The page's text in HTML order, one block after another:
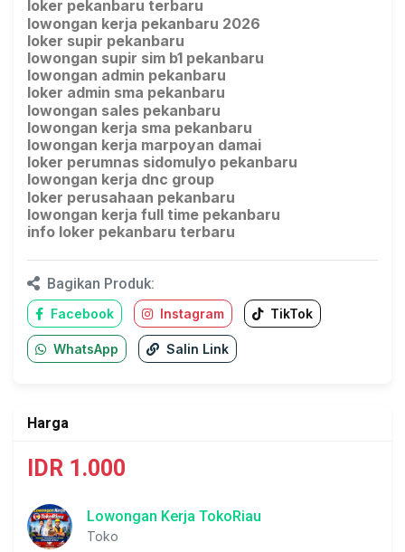
loker pekanbaru terbaru
lowongan kerja pekanbaru 2026
loker supir pekanbaru
lowongan supir sim b1 pekanbaru
lowongan admin pekanbaru
loker admin sma pekanbaru
lowongan sales pekanbaru
lowongan kerja sma pekanbaru
lowongan kerja marpoyan damai
loker perumnas sidomulyo pekanbaru
lowongan kerja dnc group
loker perusahaan pekanbaru
lowongan kerja full time pekanbaru
info loker pekanbaru terbaru
Bagikan Produk:
Facebook Instagram TikTok
WhatsApp Salin Link
Harga
IDR 1.000
Lowongan Kerja TokoRiau
Toko